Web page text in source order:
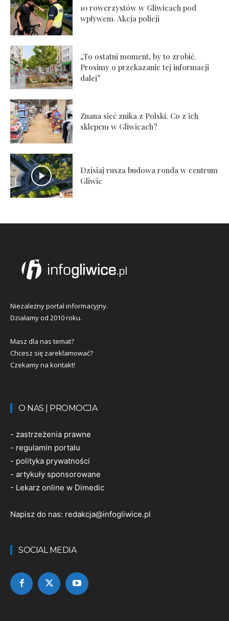
10 rowerzystów w Gliwicach pod
wpływem. Akcja policji
„To ostatni moment, by to zrobić.
Prosimy o przekazanie tej informacji
dalej”
Znana sieć znika z Polski. Co z ich
sklepem w Gliwicach?
Dzisiaj rusza budowa ronda w centrum
Gliwic
Niezależny portal informacyjny.
Działamy od 2010 roku.
Masz dla nas temat?
Chcesz się zareklamować?
Czekamy na kontakt!
O NAS | PROMOCJA
- zastrzeżenia prawne
- regulamin portalu
- polityka prywatności
- artykuły sponsorowane
- Lekarz online w Dimedic
Napisz do nas: redakcja@infogliwice.pl
SOCIAL MEDIA